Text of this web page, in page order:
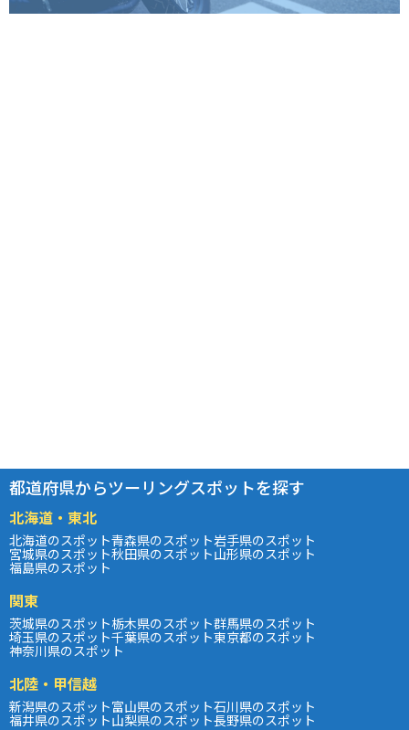
都道府県からツーリングスポットを探す
北海道・東北
北海道のスポット青森県のスポット岩手県のスポット
宮城県のスポット秋田県のスポット山形県のスポット
福島県のスポット
関東
茨城県のスポット栃木県のスポット群馬県のスポット
埼玉県のスポット千葉県のスポット東京都のスポット
神奈川県のスポット
北陸・甲信越
新潟県のスポット富山県のスポット石川県のスポット
福井県のスポット山梨県のスポット長野県のスポット